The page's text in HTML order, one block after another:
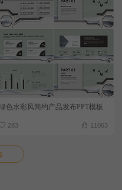
色水彩风简约产品发布PPT模板
283 11063